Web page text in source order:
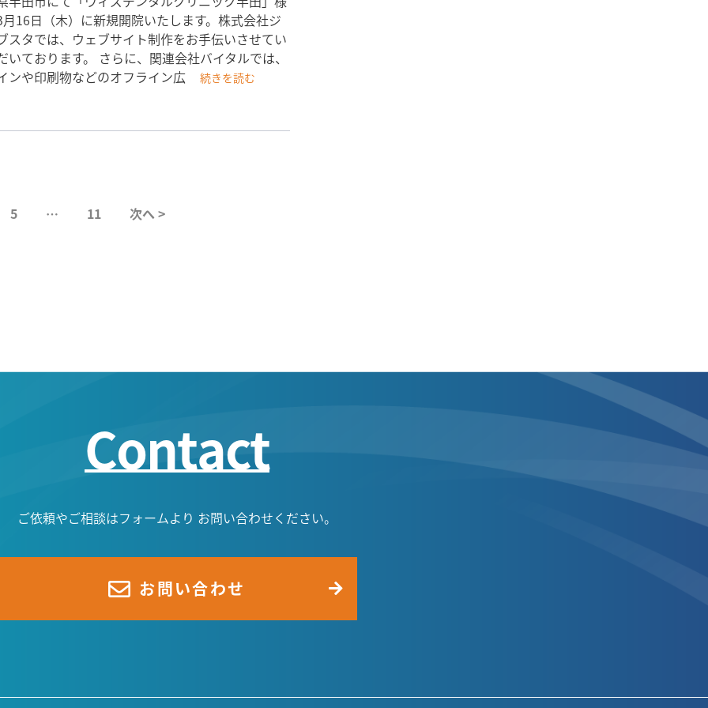
月16日（木）に新規開院いたします。株式会社ジ
スタでは、ウェブサイト制作をお手伝いさせてい
いております。 さらに、関連会社バイタルでは、
ンや印刷物などのオフライン広
続きを読む
5 … 11 次へ >
Contact
ご依頼やご相談はフォームより お問い合わせください。
お問い合わせ